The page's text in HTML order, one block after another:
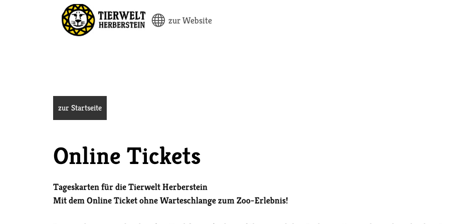
zur Website
zur Startseite
Online Tickets
Tageskarten für die Tierwelt Herberstein
Mit dem Online Ticket ohne Warteschlange zum Zoo-Erlebnis!